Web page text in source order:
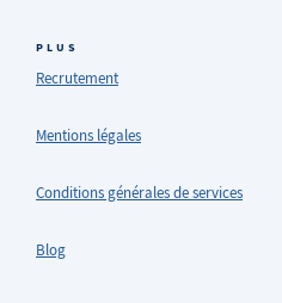
PLUS
Recrutement
Mentions légales
Conditions générales de services
Blog